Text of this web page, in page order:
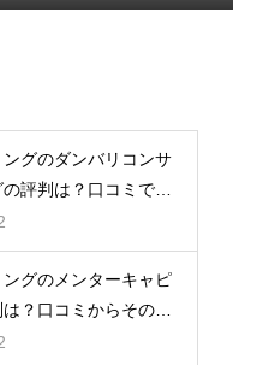
グのダンバリコンサ
評判は？口コミで実
グのメンターキャピ
？口コミからその実